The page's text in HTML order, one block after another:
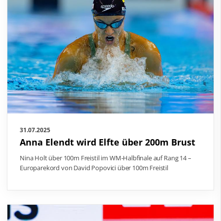
31.07.2025
Anna Elendt wird Elfte über 200m Brust
Nina Holt über 100m Freistil im WM-Halbfinale auf Rang 14 –
Europarekord von David Popovici über 100m Freistil